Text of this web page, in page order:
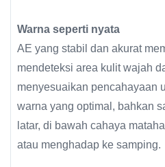
Warna seperti nyata
AE yang stabil dan akurat
mendeteksi area kulit wajah
menyesuaikan pencahayaan
warna yang optimal, bahkan
latar, di bawah cahaya
atau menghadap ke samping.